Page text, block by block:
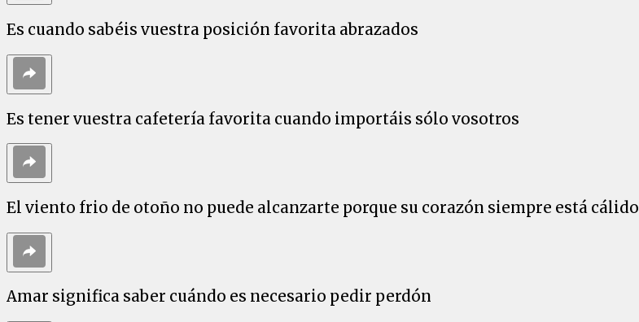
Es cuando sabéis vuestra posición favorita abrazados
Es tener vuestra cafetería favorita cuando importáis sólo vosotros
El viento frio de otoño no puede alcanzarte porque su corazón siempre está cálido
Amar significa saber cuándo es necesario pedir perdón